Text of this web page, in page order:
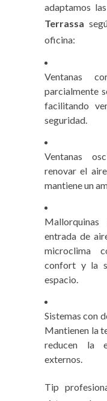
adaptamos las
Terrassa
oficina:
Ventanas
parcialmente
facilitando
seguridad.
Ventanas
renovar el
mantiene un
entrada de
microclima
confort y la
espacio.
Sistemas con
Mantienen la
reducen la
externos.
Tip